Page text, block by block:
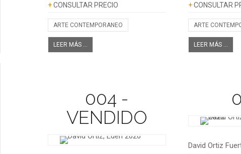
+CONSULTAR PRECIO
ARTE CONTEMPORANEO
LEER MÁS ...
+CONSULTAR
ARTE
LEER MÁS ...
004 -
VENDIDO
David Ortiz